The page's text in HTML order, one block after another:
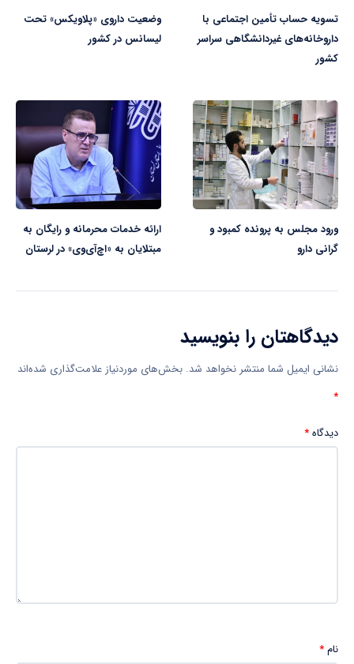
تسویه حساب تأمین اجتماعی با
داروخانه‌های غیردانشگاهی سراسر
کشور
وضعیت داروی «پلاویکس» تحت
لیسانس در کشور
ورود مجلس به پرونده کمبود و
گرانی دارو
ارائه خدمات محرمانه و رایگان به
مبتلایان به «اچ‌آی‌وی» در لرستان
دیدگاهتان را بنویسید
نشانی ایمیل شما منتشر نخواهد شد. بخش‌های موردنیاز علامت‌گذاری شده‌اند
*
دیدگاه*
نام*